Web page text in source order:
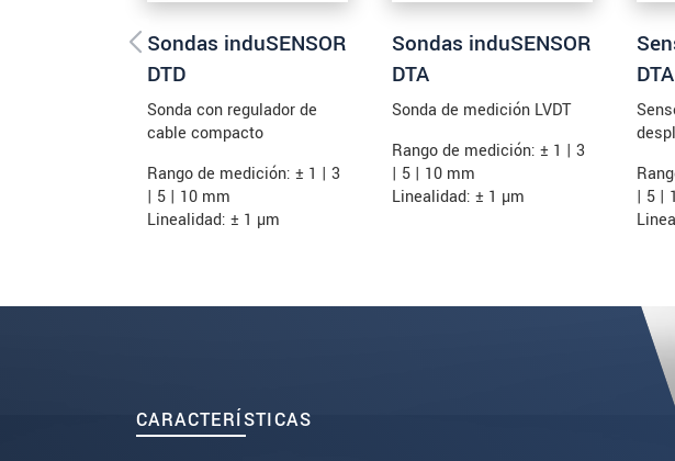
Sondas induSENSOR
DTD
Sonda con regulador de
cable compacto
Rango de medición: ± 1 | 3
| 5 | 10 mm
Linealidad: ± 1 µm
Sondas induSENSOR
DTA
Sonda de medición LVDT
Rango de medición: ± 1 | 3
| 5 | 10 mm
Linealidad: ± 1 µm
DTA
| 5 |
CARACTERÍSTICAS